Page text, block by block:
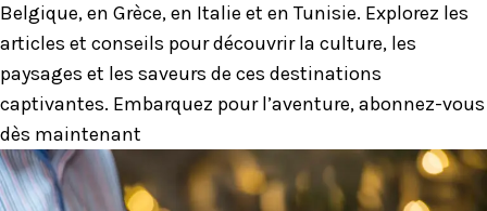
Belgique, en Grèce, en Italie et en Tunisie. Explorez les
articles et conseils pour découvrir la culture, les
paysages et les saveurs de ces destinations
captivantes. Embarquez pour l’aventure, abonnez-vous
dès maintenant